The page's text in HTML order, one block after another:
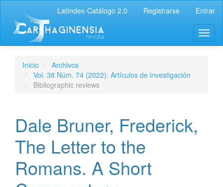
Latíndex-Catálogo 2.0 Registrarse Entrar
Inicio
Archivos
Vol. 38 Núm. 74 (2022): Artículos de investigación
Bibliographic reviews
Dale Bruner, Frederick,
The Letter to the
Romans. A Short